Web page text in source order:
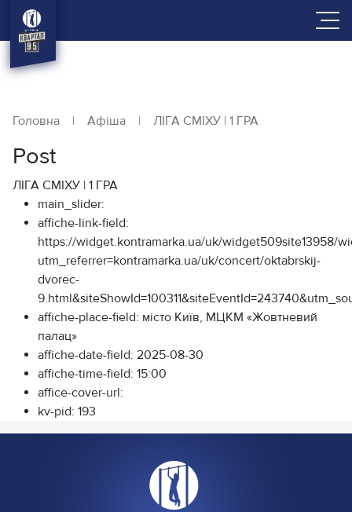
Головна | Афіша | ЛІГА СМІХУ | 1 ГРА
Post
ЛІГА СМІХУ | 1 ГРА
main_slider:
affiche-link-field:
https://widget.kontramarka.ua/uk/widget509site13958/
utm_referrer=kontramarka.ua/uk/concert/oktabrskij-
dvorec-
affiche-place-field: місто Київ, МЦКМ «Жовтневий
палац»
affiche-date-field: 2025-08-30
affiche-time-field: 15:00
affice-cover-url:
kv-pid: 193